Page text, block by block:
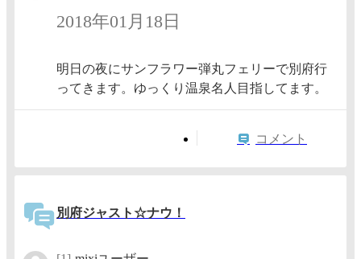
2018年01月18日
明日の夜にサンフラワー弾丸フェリーで別府行
ってきます。ゆっくり温泉名人目指してます。
コメント
別府ジャスト☆ナウ！